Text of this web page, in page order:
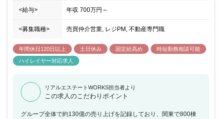
<給与> 年収 700万円 ～
<募集職種> 売買仲介営業, レジPM, 不動産専門職
年間休日120日以上 土日休み 固定給高め
時短勤務相談可能
ハイレイヤー対応求人
リアルエステートWORKS担当者より
この求人のこだわりポイント
グループ全体で約130億の売り上げを記録しており、関東で800棟